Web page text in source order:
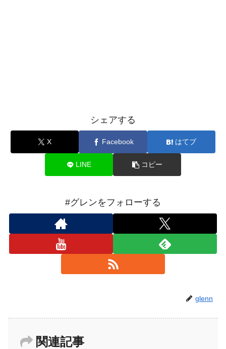
シェアする
X Facebook はてブ
LINE コピー
#グレンをフォローする
glenn
関連記事